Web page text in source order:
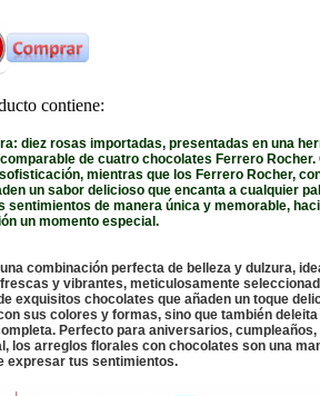
contiene:
diez rosas importadas, presentadas en una
de cuatro chocolates Ferrero Rocher.
mientras que los Ferrero Rocher,
un sabor delicioso que encanta a cualquier
de manera única y memorable,
un momento especial.
combinación perfecta de belleza y dulzura,
y vibrantes, meticulosamente
exquisitos chocolates que añaden un toque
sus colores y formas, sino que también deleita
Perfecto para aniversarios, cumpleaños,
los arreglos florales con chocolates son una
expresar tus sentimientos.